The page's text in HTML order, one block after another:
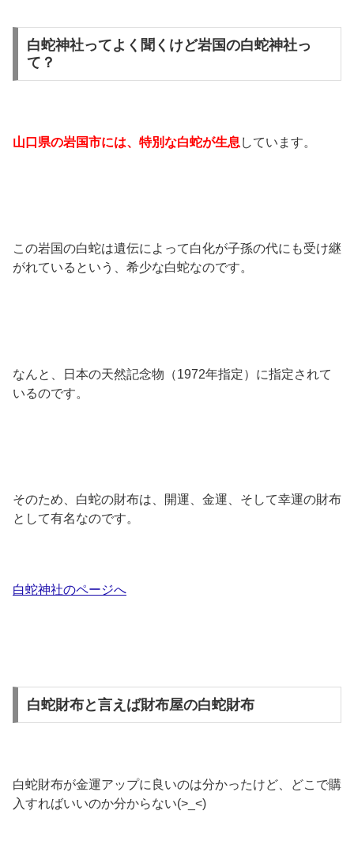
白蛇神社ってよく聞くけど岩国の白蛇神社っ
て？
山口県の岩国市には、特別な白蛇が生息 しています。
この岩国の白蛇は遺伝によって白化が子孫の代にも受け継
がれているという、希少な白蛇なのです。
なんと、日本の天然記念物（1972年指定）に指定されて
いるのです。
そのため、白蛇の財布は、開運、金運、そして幸運の財布
として有名なのです。
白蛇神社のページへ
白蛇財布と言えば財布屋の白蛇財布
白蛇財布が金運アップに良いのは分かったけど、どこで購
入すればいいのか分からない(>_<)